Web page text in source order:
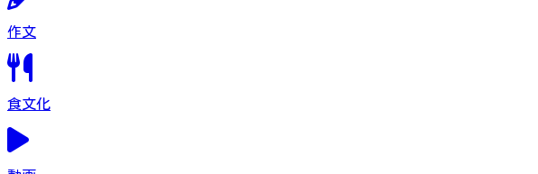
作文
食文化